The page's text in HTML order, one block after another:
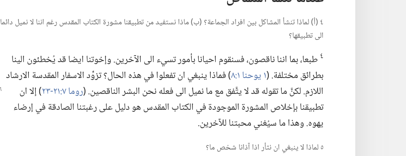
٤ (‏أ)‏ لماذا تنشأ المشاكل بين افراد الجماعة؟‏ (‏ب)‏ ماذا نستفيد من تطبيقنا مشورة الكتاب المقدس رغم اننا لا نميل دائما
الى تطبيقها؟‏
٤ طبعا،‏ بما اننا ناقصون،‏ فسنقوم احيانا بأمور تسيء الى الآخرين.‏ وإخوتنا ايضا قد يُخطئون الينا
بطرائق مختلفة.‏ (‏١ يوحنا ١:‏٨
‏)‏ فماذا ينبغي ان تفعلوا في هذه الحال؟‏ تزوِّد الاسفار المقدسة الارشاد
اللازم.‏ لكنَّ ما تقوله قد لا يتَّفق مع ما نميل الى فعله نحن البشر الناقصين.‏ (‏روما ٧:‏​٢١-‏٢٣
‏)‏ إلا ان
تطبيقنا بإخلاص المشورة الموجودة في الكتاب المقدس هو دليل على رغبتنا الصادقة في إرضاء
يهوه.‏ وهذا ما سيُغني محبتنا للآخرين.‏
٥ لماذا لا ينبغي ان نثأر اذا آذانا شخص ما؟‏